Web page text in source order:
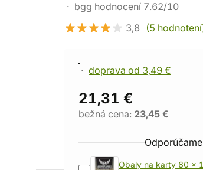
bgg hodnocení 7.62/10
3,8
(5
doprava od 3,49 €
21,31 €
bežná cena: 23,45 €
Obaly na karty 80 x